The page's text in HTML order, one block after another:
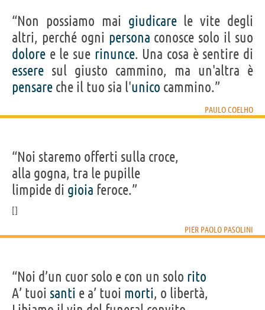
“Non possiamo mai giudicarele vite degli
altri, perché ogni persona conosce solo il suo
dolore e le sue rinunce. Una cosa è sentire di
essere sul giusto cammino, ma un'altra è
pensare che il tuo sia l'unico cammino.”
PAULO COELHO
“Noi staremo offerti sulla croce,
alla gogna, tra le pupille
limpide di gioia feroce.”
PIER PAOLO PASOLINI
“Noi d’un cuor solo e con un solo rito
A’ tuoi santi e a’ tuoi morti, o libertà,